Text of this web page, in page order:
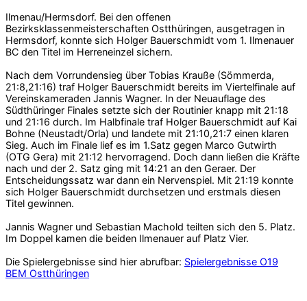
Ilmenau/Hermsdorf. Bei den offenen
Bezirksklassenmeisterschaften Ostthüringen, ausgetragen in
Hermsdorf, konnte sich Holger Bauerschmidt vom 1. Ilmenauer
BC den Titel im Herreneinzel sichern.
Nach dem Vorrundensieg über Tobias Krauße (Sömmerda,
21:8,21:16) traf Holger Bauerschmidt bereits im Viertelfinale auf
Vereinskameraden Jannis Wagner. In der Neuauflage des
Südthüringer Finales setzte sich der Routinier knapp mit 21:18
und 21:16 durch. Im Halbfinale traf Holger Bauerschmidt auf Kai
Bohne (Neustadt/Orla) und landete mit 21:10,21:7 einen klaren
Sieg. Auch im Finale lief es im 1.Satz gegen Marco Gutwirth
(OTG Gera) mit 21:12 hervorragend. Doch dann ließen die Kräfte
nach und der 2. Satz ging mit 14:21 an den Geraer. Der
Entscheidungssatz war dann ein Nervenspiel. Mit 21:19 konnte
sich Holger Bauerschmidt durchsetzen und erstmals diesen
Titel gewinnen.
Jannis Wagner und Sebastian Machold teilten sich den 5. Platz.
Im Doppel kamen die beiden Ilmenauer auf Platz Vier.
Die Spielergebnisse sind hier abrufbar: Spielergebnisse O19
BEM Ostthüringen